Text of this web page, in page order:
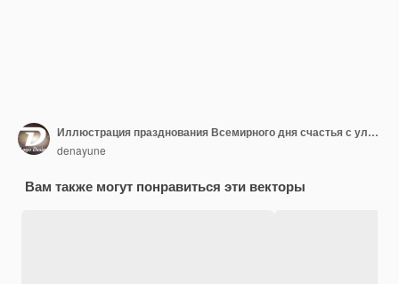
Иллюстрация празднования Всемирного дня счастья с улыбающимся выражением лица и желтым фоном
denayune
Вам также могут понравиться эти векторы